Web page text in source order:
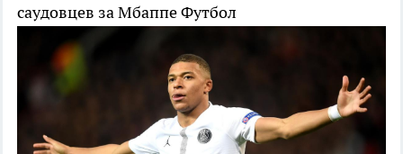
саудовцев за МбаппеФутбол